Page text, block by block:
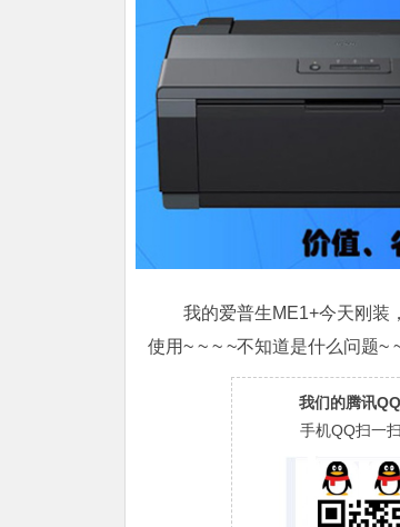
我的爱普生ME1+今天刚装
使用~ ~ ~ ~不知道是什么问题~
我们的腾讯
手机QQ扫一